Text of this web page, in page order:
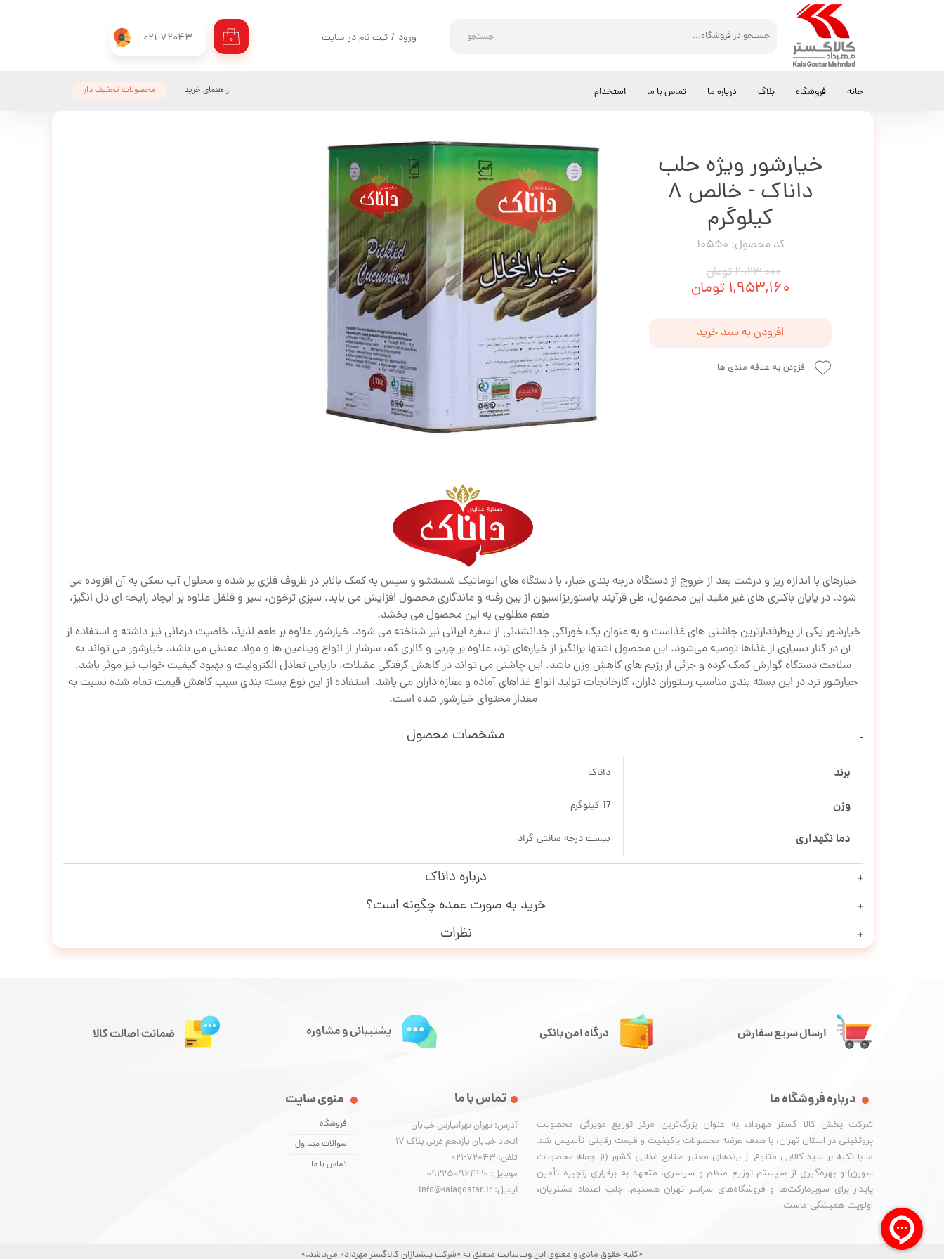
021-72043 جستجو ۰ ورود / ثبت نام در سایت
خروج از حساب کاربری
خانه فروشگاه بلاگ درباره ما تماس با ما استخدام محصولات تحفیف دار راهنمای خرید کالاگستر مهرداد خیارشور خیارشور ویژه حلب داناک - خالص 8 کیلوگرم
خیارشور ویژه حلب
داناک - خالص 8
کیلوگرم
کد محصول: 10550
۲,۱۲۳,۰۰۰ تومان
۱,۹۵۳,۱۶۰ تومان
افزودن به سبد خرید
افزودن به علاقه مندی ها
خیارهای با اندازه ریز و درشت بعد از خروج از دستگاه درجه بندی خیار، با دستگاه های اتوماتیک شستشو و سپس به کمک بالابر در ظروف فلزی پر شده و محلول آب نمکی به آن افزوده می
شود. در پایان باکتری های غیر مفید این محصول، طی فرآیند پاستوریزاسیون از بین رفته و ماندگاری محصول افزایش می یابد. سبزی ترخون، سیر و فلفل علاوه بر ایجاد رایحه ای دل انگیز،
طعم مطلوبی به این محصول می بخشد.
خیارشور یکی از پرطرفدارترین چاشنی های غذاست و به عنوان یک خوراکی جدانشدنی از سفره ایرانی نیز شناخته می شود. خیارشور علاوه بر طعم لذیذ، خاصیت درمانی نیز داشته و استفاده از
آن در کنار بسیاری از غذاها توصیه می‌شود. این محصول اشتها برانگیز از خیارهای ترد، علاوه بر چربی و کالری کم، سرشار از انواع ویتامین ها و مواد معدنی می باشد. خیارشور می تواند به
سلامت دستگاه گوارش کمک کرده و جزئی از رژیم های کاهش وزن باشد. این چاشنی می تواند در کاهش گرفتگی عضلات، بازیابی تعادل الکترولیت و بهبود کیفیت خواب نیز موثر باشد.
خیارشور ترد در این بسته بندی مناسب رستوران داران، کارخانجات تولید انواع غذاهای آماده و مغازه داران می باشد. استفاده از این نوع بسته بندی سبب کاهش قیمت تمام شده نسبت به
مقدار محتوای خیارشور شده است.
مشخصات محصول
برند داناک
وزن 17 کیلوگرم
دما نگهداری بیست درجه سانتی گراد
درباره داناک
خرید به صورت عمده چگونه است؟
نظرات
«کلیه حقوق مادی و معنوی این وب‌سایت متعلق به «شرکت پیشتازان کالاگستر مهرداد» می‌باشد.»
ارسال سریع سفارش
درباره فروشگاه ما
شرکت پخش کالا گستر مهرداد، به عنوان بزرگ‌ترین مرکز توزیع مویرگی محصولات
پروتئینی در استان تهران، با هدف عرضه محصولات باکیفیت و قیمت رقابتی تأسیس شد.
ما با تکیه بر سبد کالایی متنوع از برندهای معتبر صنایع غذایی کشور (از جمله محصولات
سورن) و بهره‌گیری از سیستم توزیع منظم و سراسری، متعهد به برقراری زنجیره تأمین
پایدار برای سوپرمارکت‌ها و فروشگاه‌های سراسر تهران هستیم. جلب اعتماد مشتریان،
اولویت همیشگی ماست.
منوی سایت
فروشگاه
سوالات متداول
تماس با ما
تماس با ما
آدرس: تهران تهرانپارس خیابان
اتحاد خیابان یازدهم غربی پلاک ۱۷
تلفن: 72043-021
موبایل: 09225096430
ایمیل: info@kalagostar.ir
درگاه امن بانکی پشتیبانی و مشاوره ضمانت اصالت کالا